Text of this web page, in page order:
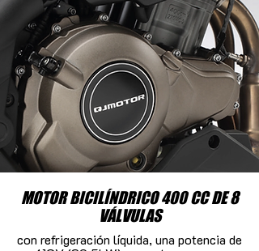
MOTOR BICILÍNDRICO 400 CC DE 8
VÁLVULAS
con refrigeración líquida, una potencia de